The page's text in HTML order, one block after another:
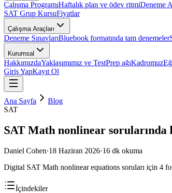
Çalışma ProgramıHaftalık plan ve ödev ritmiDeneme
SAT Grup KursuFiyatlar
Çalışma Araçları
Deneme SınavlarıBluebook formatında tam denemeler
Kurumsal
HakkımızdaYaklaşımımız ve TestPrep ağıKadromuz
Giriş YapKayıt Ol
Ana Sayfa
Blog
SAT
SAT Math nonlinear sorularında
Daniel Cohen·18 Haziran 2026·16 dk okuma
Digital SAT Math nonlinear equations soruları için 4
İçindekiler